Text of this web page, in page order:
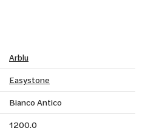
Arblu
Easystone
Bianco Antico
1200.0